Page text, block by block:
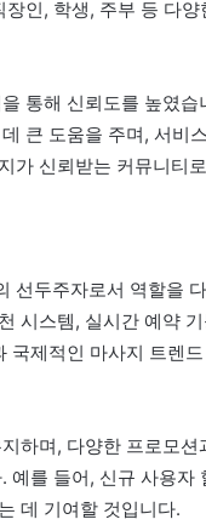
인, 학생, 주부 등 다
통해 신뢰도를 높였
큰 도움을 주며, 서비
가 신뢰받는 커뮤니티
선두주자로서 역할을
시스템, 실시간 예약
국제적인 마사지 트렌
하며, 다양한 프로모
를 들어, 신규 사용자
데 기여할 것입니다.